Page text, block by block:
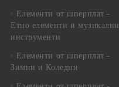
Елементи от шперплат -
Етно елементи и музикални
инструменти
Елементи от шперплат -
Зимни и Коледни